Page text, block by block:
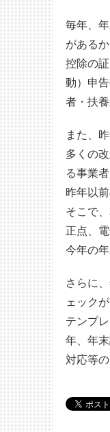
毎年、
がある
控除の
動）申
者・扶
また、
多くの
る事業
昨年以
そこで
正点、
今年の
さらに
ェック
テンプ
年、年
対応等